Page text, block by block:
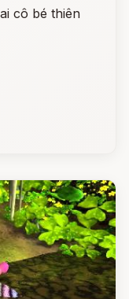
cô bé thiên